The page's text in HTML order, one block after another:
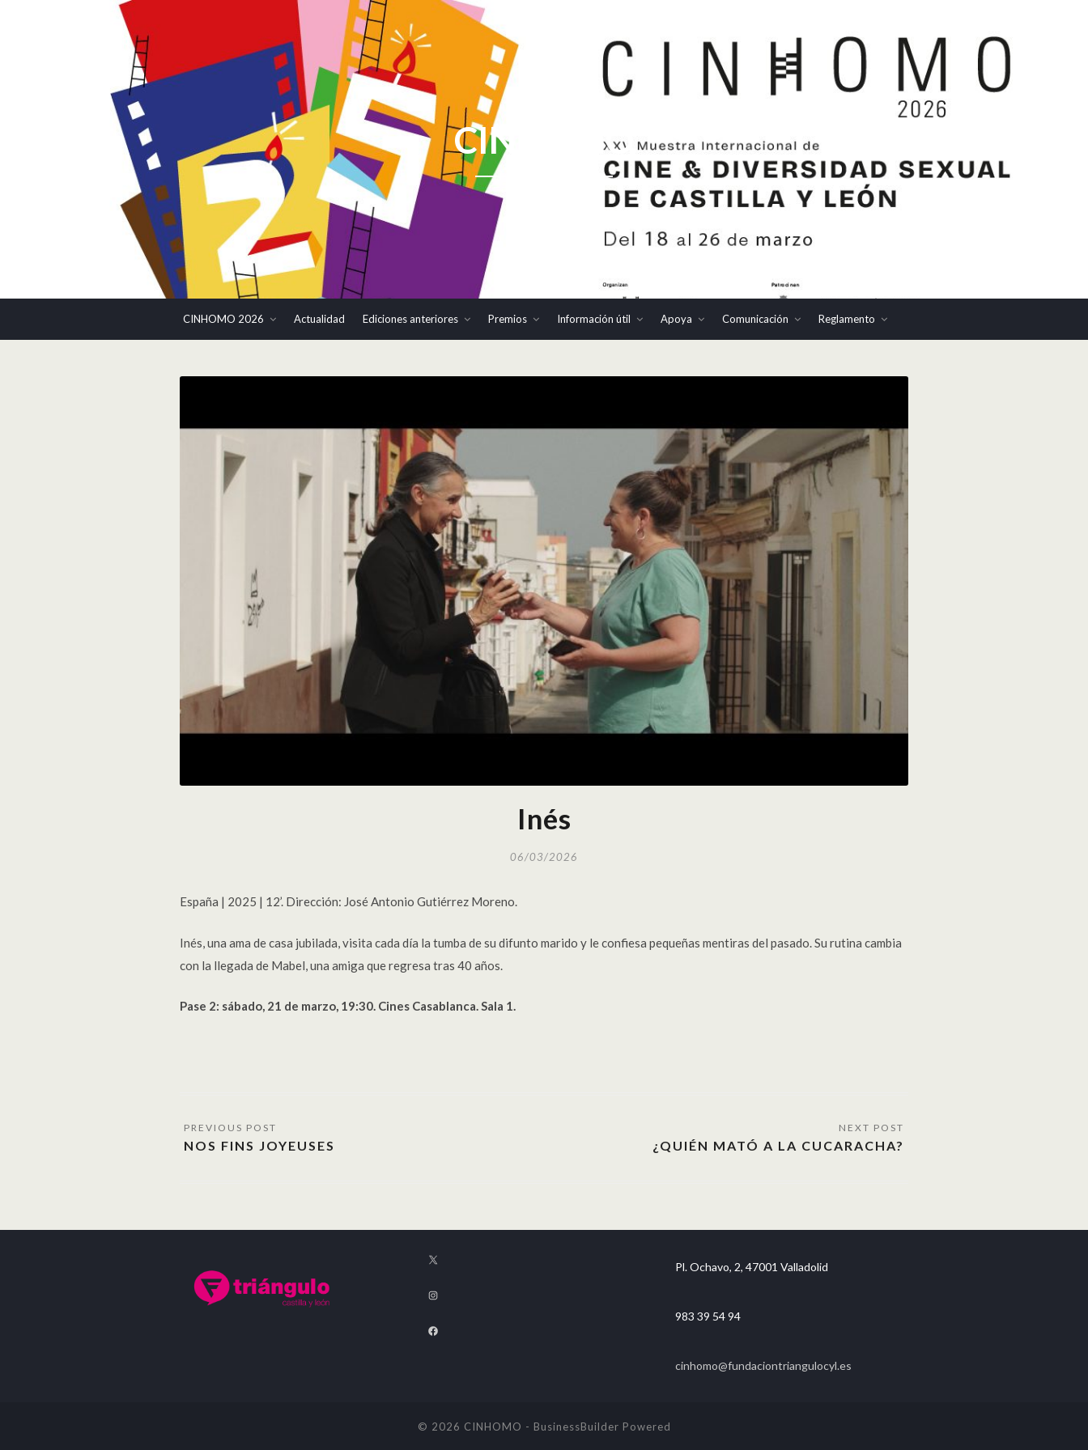
CINHOMO
CINHOMO 2026 Actualidad Ediciones anteriores Premios Información útil Apoya Comunicación Reglamento
Inés
06/03/2026
España | 2025 | 12’. Dirección: José Antonio Gutiérrez Moreno.
Inés, una ama de casa jubilada, visita cada día la tumba de su difunto marido y le confiesa pequeñas mentiras del pasado. Su rutina cambia
con la llegada de Mabel, una amiga que regresa tras 40 años.
Pase 2: sábado, 21 de marzo, 19:30. Cines Casablanca. Sala 1.
NOS FINS JOYEUSES ¿QUIÉN MATÓ A LA CUCARACHA?
Pl. Ochavo, 2, 47001 Valladolid
983 39 54 94
cinhomo@fundaciontriangulocyl.es
© 2026 CINHOMO - BusinessBuilder Powered